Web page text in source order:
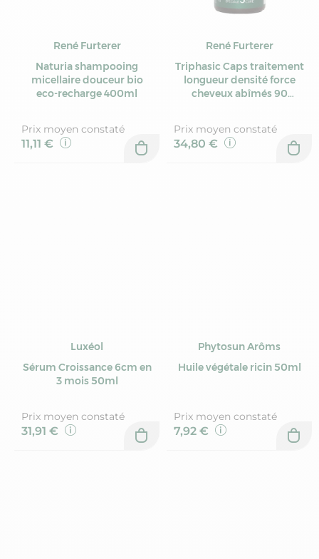
René Furterer
Naturia shampooing
micellaire douceur bio
eco-recharge 400ml
Prix moyen constaté
11,11 €
René Furterer
Triphasic Caps traitement
longueur densité force
cheveux abîmés 90
Prix moyen constaté
34,80 €
Luxéol
Sérum Croissance 6cm en
3 mois 50ml
Prix moyen constaté
31,91 €
Phytosun Arôms
Huile végétale ricin 50ml
Prix moyen constaté
7,92 €